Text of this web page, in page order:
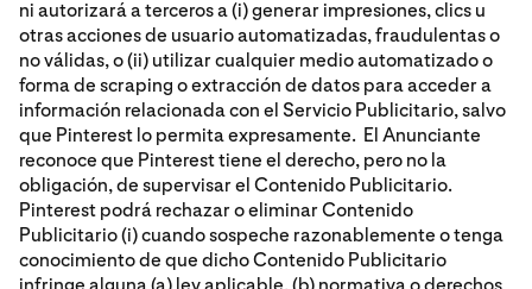
ni autorizará a terceros a (i) generar impresiones, clics u
otras acciones de usuario automatizadas, fraudulentas o
no válidas, o (ii) utilizar cualquier medio automatizado o
forma de scraping o extracción de datos para acceder a
información relacionada con el Servicio Publicitario, salvo
que Pinterest lo permita expresamente. El Anunciante
reconoce que Pinterest tiene el derecho, pero no la
obligación, de supervisar el Contenido Publicitario.
Pinterest podrá rechazar o eliminar Contenido
Publicitario (i) cuando sospeche razonablemente o tenga
conocimiento de que dicho Contenido Publicitario